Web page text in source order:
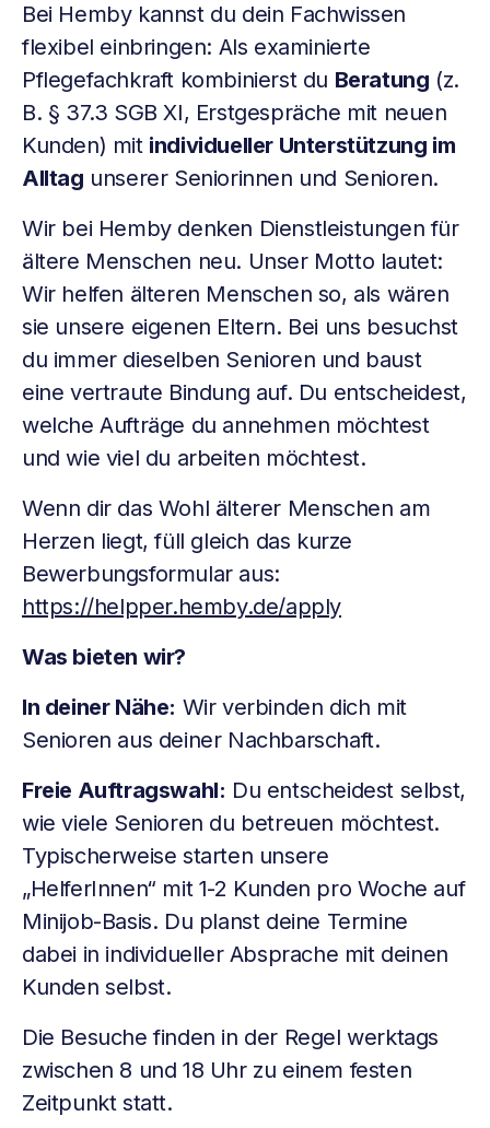
Bei Hemby kannst du dein Fachwissen
flexibel einbringen: Als examinierte
Pflegefachkraft kombinierst du Beratung (z.
B. § 37.3 SGB XI, Erstgespräche mit neuen
Kunden) mit individueller Unterstützung im
Alltag unserer Seniorinnen und Senioren.
Wir bei Hemby denken Dienstleistungen für
ältere Menschen neu. Unser Motto lautet:
Wir helfen älteren Menschen so, als wären
sie unsere eigenen Eltern. Bei uns besuchst
du immer dieselben Senioren und baust
eine vertraute Bindung auf. Du entscheidest,
welche Aufträge du annehmen möchtest
und wie viel du arbeiten möchtest.
Wenn dir das Wohl älterer Menschen am
Herzen liegt, füll gleich das kurze
Bewerbungsformular aus:
https://helpper.hemby.de/apply
Was bieten wir?
In deiner Nähe: Wir verbinden dich mit
Senioren aus deiner Nachbarschaft.
Freie Auftragswahl: Du entscheidest selbst,
wie viele Senioren du betreuen möchtest.
Typischerweise starten unsere
„HelferInnen“ mit 1-2 Kunden pro Woche auf
Minijob-Basis. Du planst deine Termine
dabei in individueller Absprache mit deinen
Kunden selbst.
Die Besuche finden in der Regel werktags
zwischen 8 und 18 Uhr zu einem festen
Zeitpunkt statt.